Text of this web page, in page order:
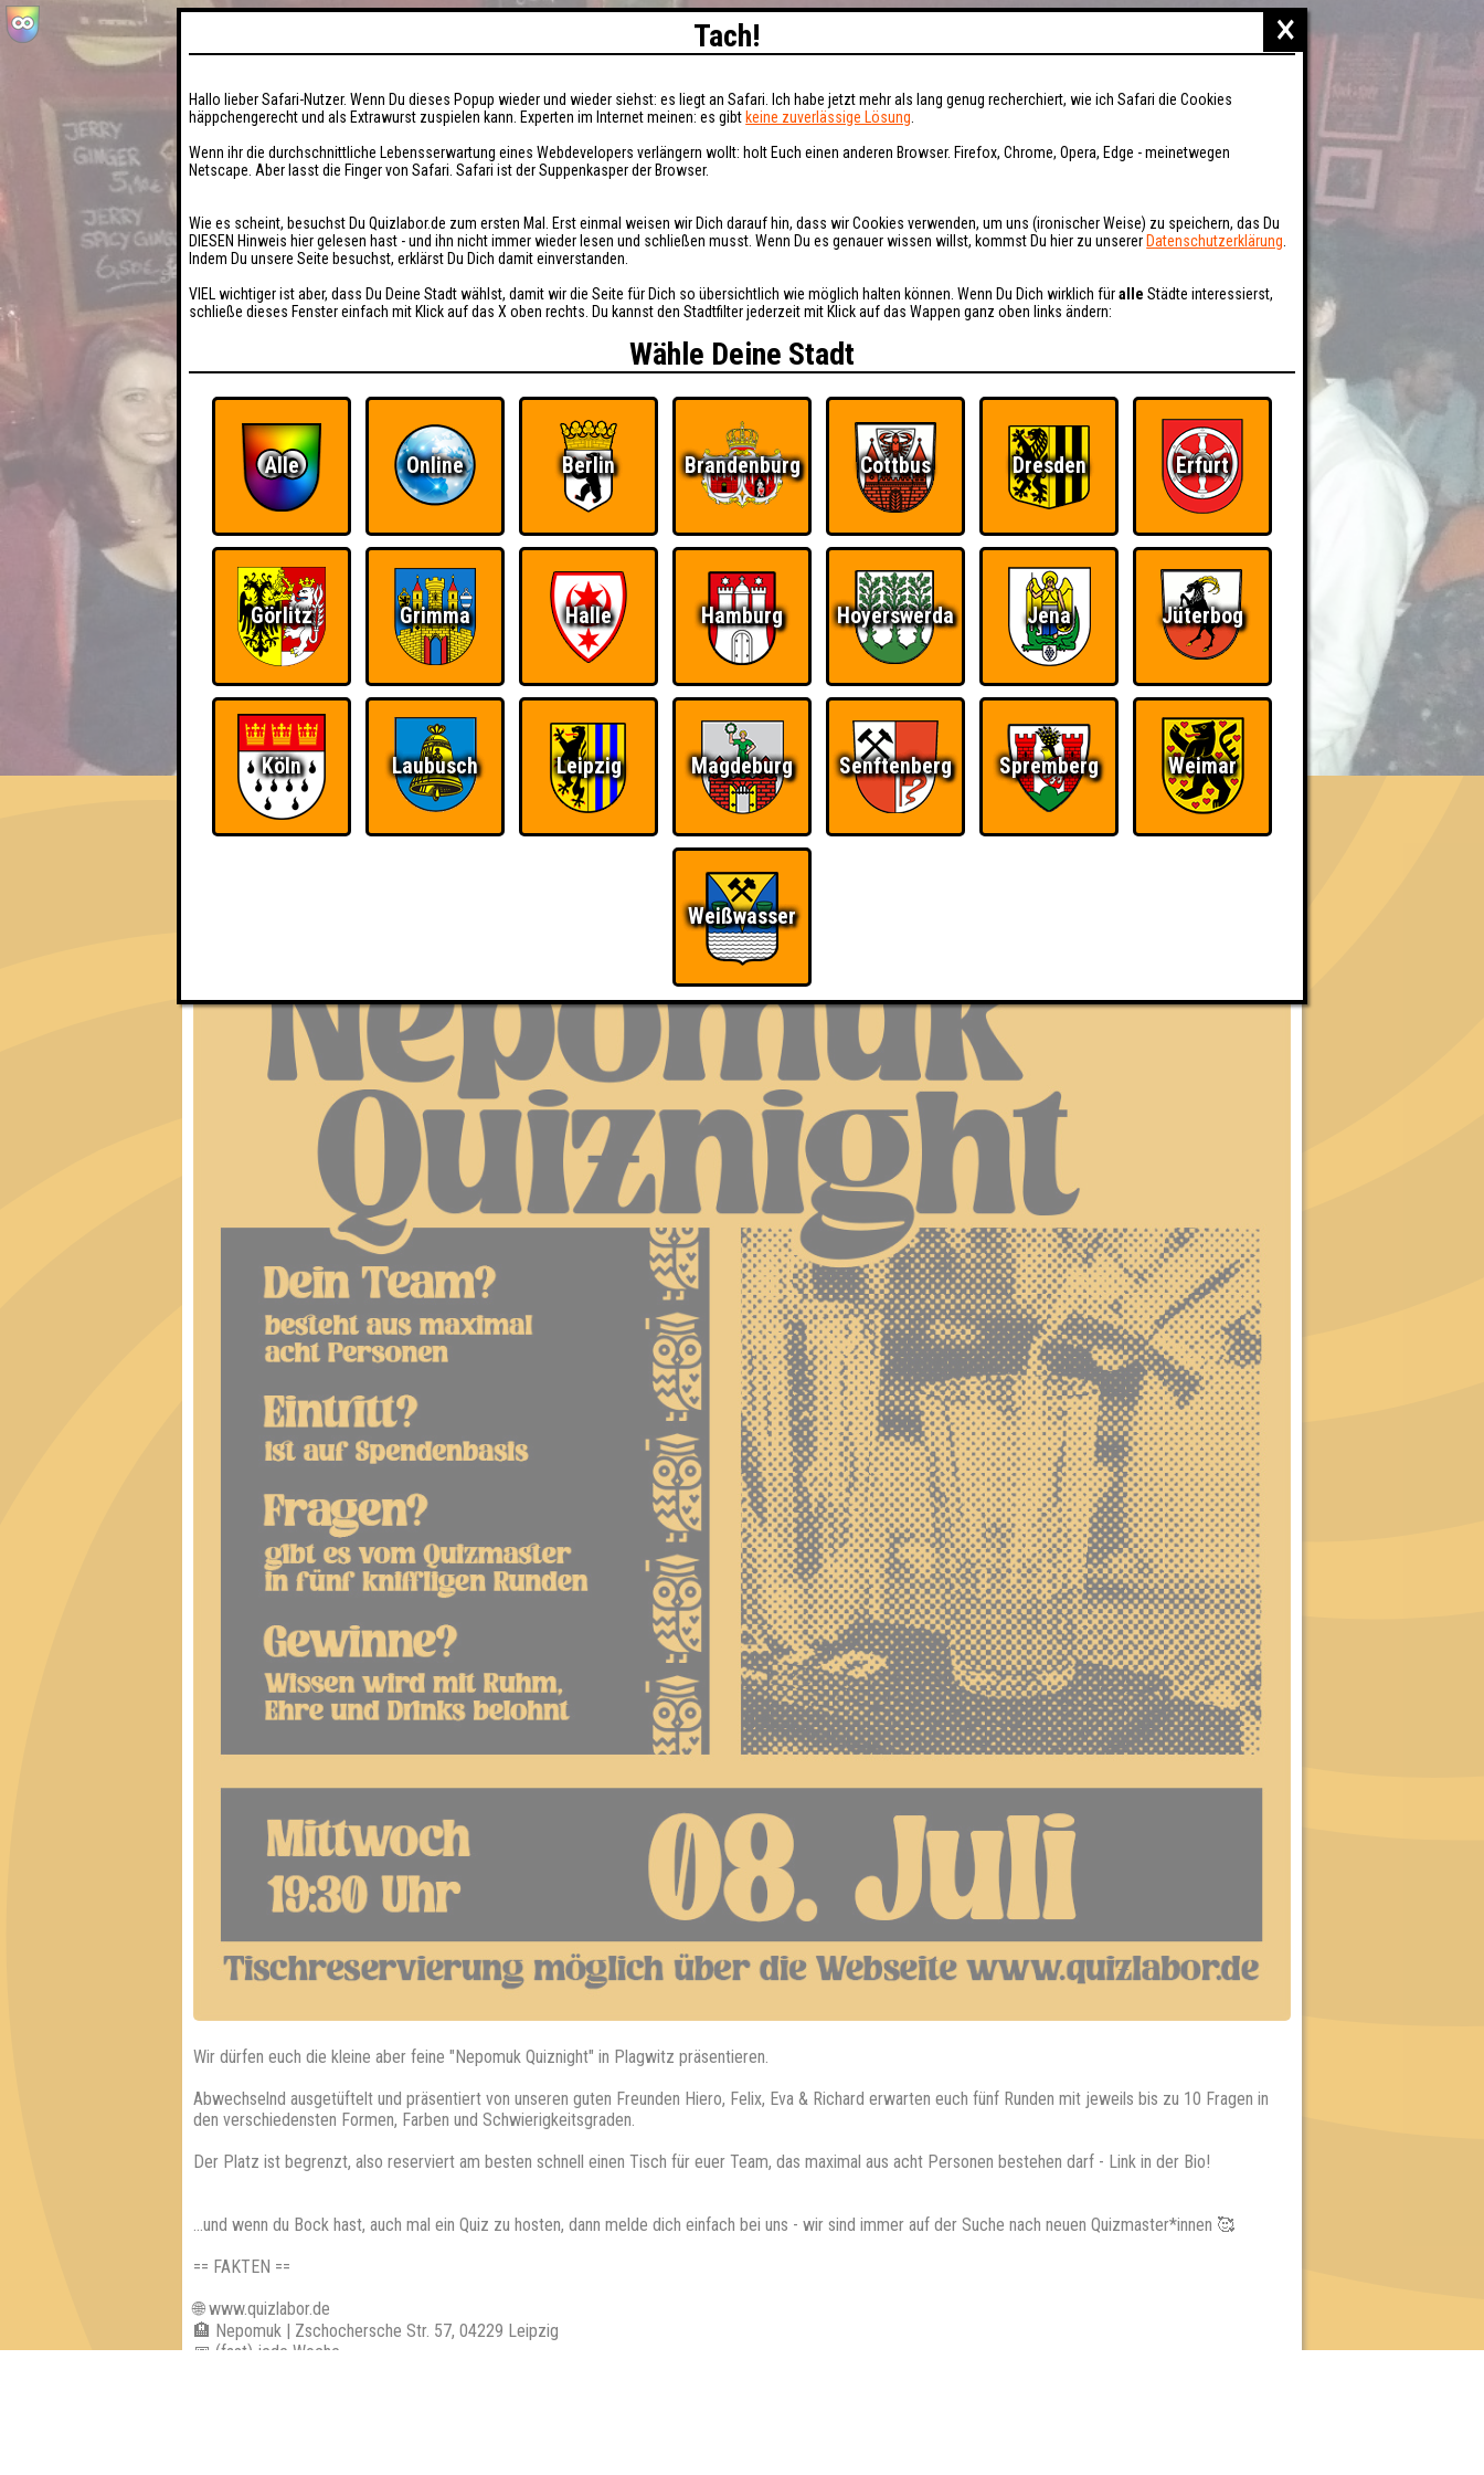
EVENTS HIGHSCORE RESERVIERUNG BUCHEN FAQ ÜBER UNS
Nepomuk Quiznight #114
Wir dürfen euch die kleine aber feine "Nepomuk Quiznight" in Plagwitz präsentieren.
Abwechselnd ausgetüftelt und präsentiert von unseren guten Freunden Hiero, Felix, Eva & Richard erwarten euch fünf Runden mit jeweils bis zu 10 Fragen in
den verschiedensten Formen, Farben und Schwierigkeitsgraden.
Der Platz ist begrenzt, also reserviert am besten schnell einen Tisch für euer Team, das maximal aus acht Personen bestehen darf - Link in der Bio!
...und wenn du Bock hast, auch mal ein Quiz zu hosten, dann melde dich einfach bei uns - wir sind immer auf der Suche nach neuen Quizmaster*innen 🥰
== FAKTEN ==
🌐 www.quizlabor.de
🏨 Nepomuk | Zschochersche Str. 57, 04229 Leipzig
📅 (fast) jede Woche
×
Tach!
Hallo lieber Safari-Nutzer. Wenn Du dieses Popup wieder und wieder siehst: es liegt an Safari. Ich habe jetzt mehr als lang genug recherchiert, wie ich Safari die Cookies
häppchengerecht und als Extrawurst zuspielen kann. Experten im Internet meinen: es gibt keine zuverlässige Lösung
Wenn ihr die durchschnittliche Lebensserwartung eines Webdevelopers verlängern wollt: holt Euch einen anderen Browser. Firefox, Chrome, Opera, Edge - meinetwegen
Netscape. Aber lasst die Finger von Safari. Safari ist der Suppenkasper der Browser.
Wie es scheint, besuchst Du Quizlabor.de zum ersten Mal. Erst einmal weisen wir Dich darauf hin, dass wir Cookies verwenden, um uns (ironischer Weise) zu speichern, das Du
DIESEN Hinweis hier gelesen hast - und ihn nicht immer wieder lesen und schließen musst. Wenn Du es genauer wissen willst, kommst Du hier zu unserer Datenschutzerklärung
Indem Du unsere Seite besuchst, erklärst Du Dich damit einverstanden.
VIEL wichtiger ist aber, dass Du Deine Stadt wählst, damit wir die Seite für Dich so übersichtlich wie möglich halten können. Wenn Du Dich wirklich füralle Städte interessierst,
schließe dieses Fenster einfach mit Klick auf das X oben rechts. Du kannst den Stadtfilter jederzeit mit Klick auf das Wappen ganz oben links ändern:
Wähle Deine Stadt
Alle Online Berlin Brandenburg Cottbus Dresden Erfurt
Görlitz Grimma Halle Hamburg Hoyerswerda Jena Jüterbog
Köln Laubusch Leipzig Magdeburg Senftenberg Spremberg Weimar
Weißwasser